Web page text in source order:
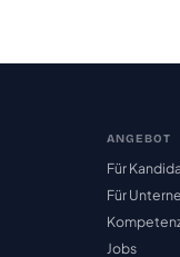
ANGEBOT
Für
Für
Jobs